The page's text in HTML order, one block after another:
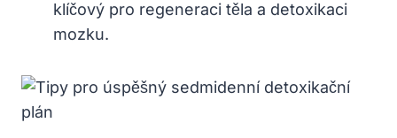
klíčový pro regeneraci těla a detoxikaci
mozku.